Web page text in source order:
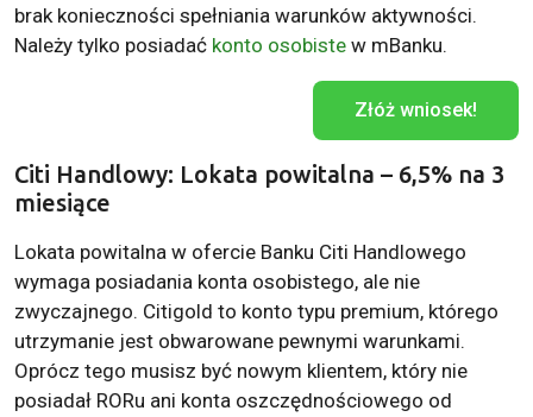
brak konieczności spełniania warunków aktywności.
Należy tylko posiadać konto osobiste w mBanku.
Złóż wniosek!
Citi Handlowy: Lokata powitalna – 6,5% na 3
miesiące
Lokata powitalna w ofercie Banku Citi Handlowego
wymaga posiadania konta osobistego, ale nie
zwyczajnego. Citigold to konto typu premium, którego
utrzymanie jest obwarowane pewnymi warunkami.
Oprócz tego musisz być nowym klientem, który nie
posiadał RORu ani konta oszczędnościowego od